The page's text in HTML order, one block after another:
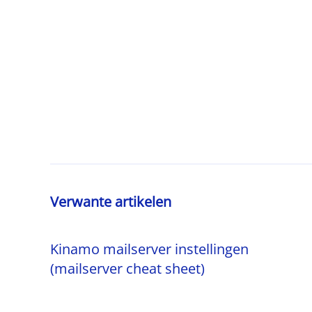
Verwante artikelen
Kinamo mailserver instellingen
(mailserver cheat sheet)